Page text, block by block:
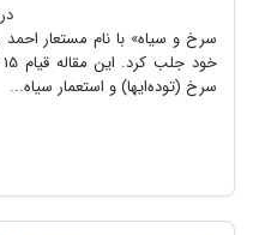
سرخ و سیاه» با نام مستعار احمد
سرخ (توده‌ایها) و استعمار سیاه...